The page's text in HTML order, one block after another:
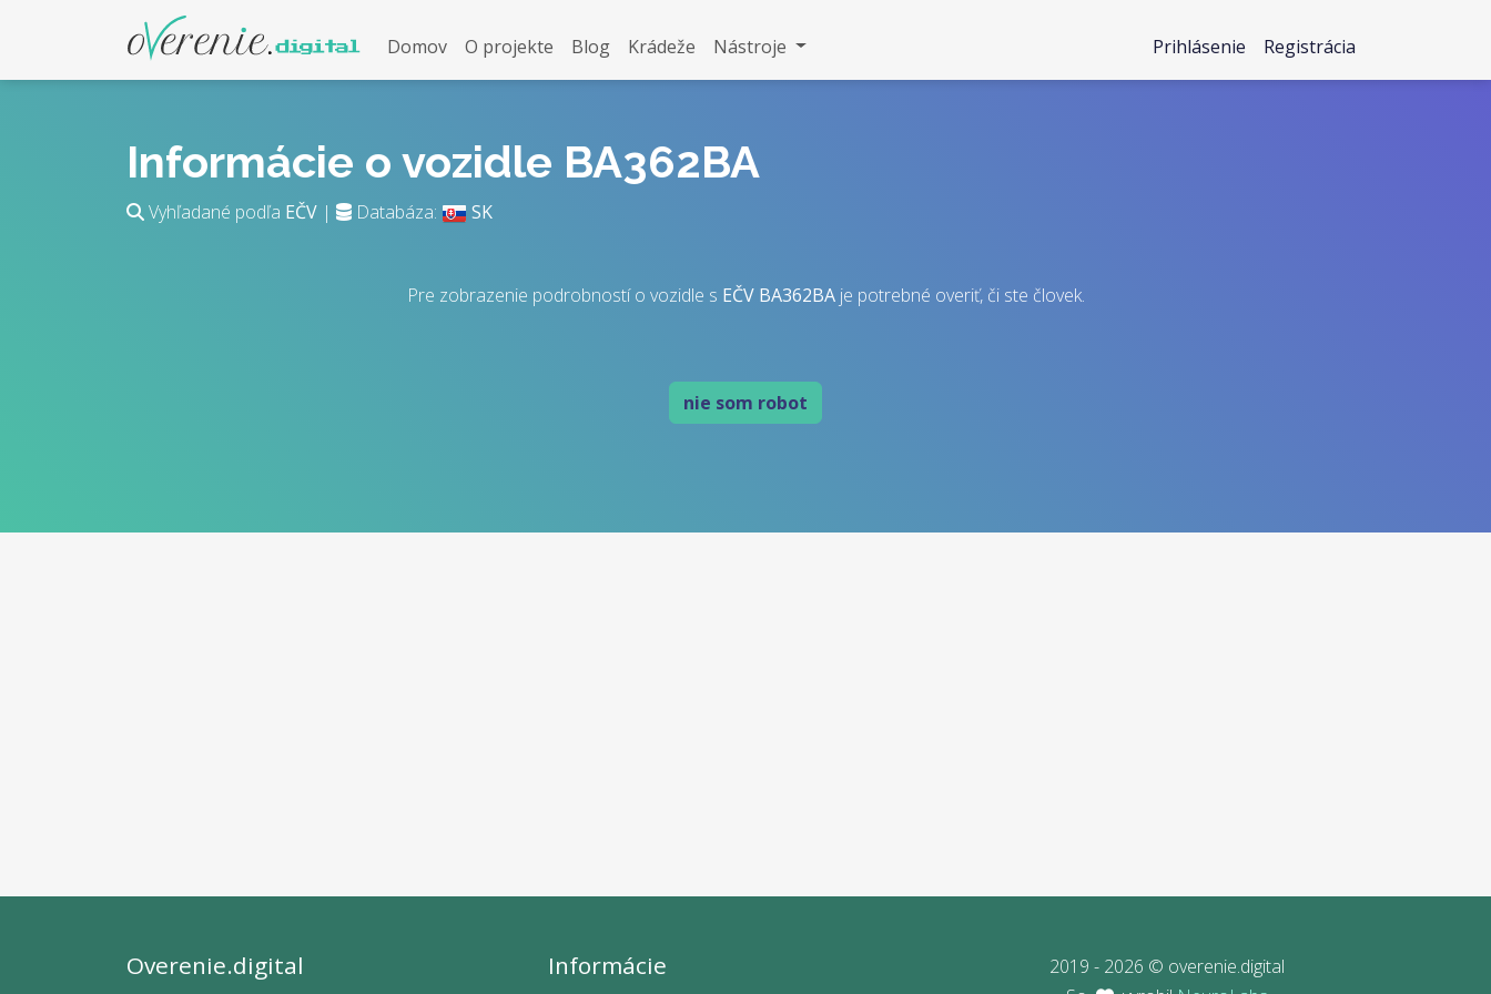
Domov O projekte Blog Krádeže Nástroje Prihlásenie Registrácia
Informácie o vozidle BA362BA
Vyhľadané podľa EČV | Databáza: SK
Pre zobrazenie podrobností o vozidle s EČV BA362BAje potrebné overiť, či ste človek.
nie som robot
Overenie.digital Informácie
2019 - 2026 © overenie.digital